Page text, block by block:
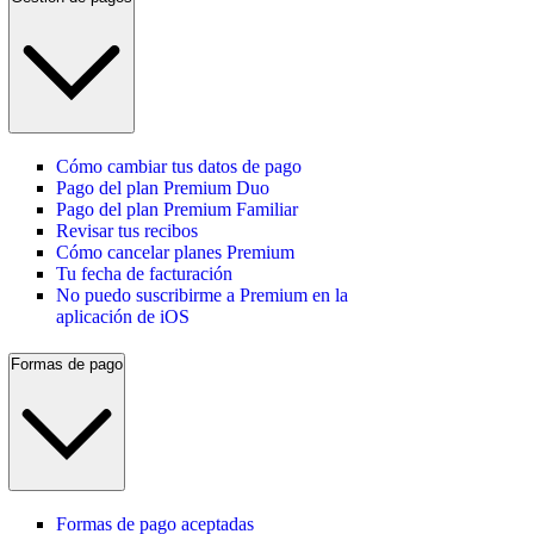
Cómo cambiar tus datos de pago
Pago del plan Premium Duo
Pago del plan Premium Familiar
Revisar tus recibos
Cómo cancelar planes Premium
Tu fecha de facturación
No puedo suscribirme a Premium en la
aplicación de iOS
Formas de pago
Formas de pago aceptadas